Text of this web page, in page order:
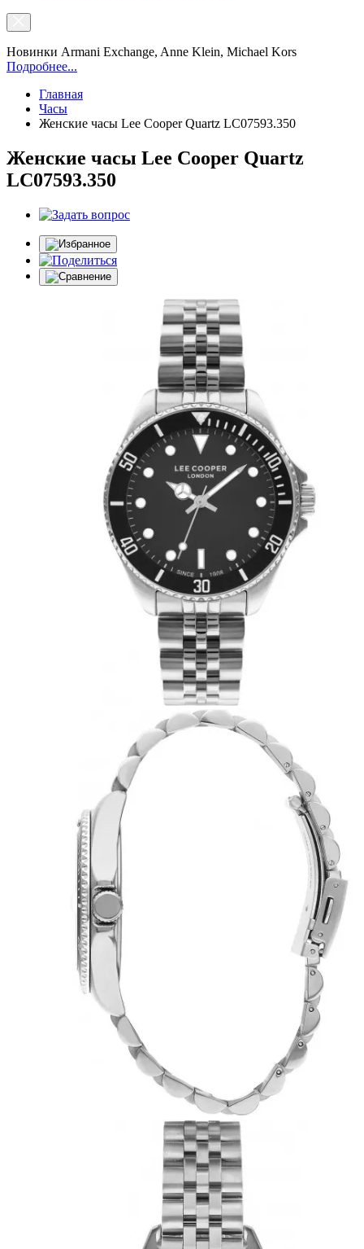
Новинки Armani Exchange, Anne Klein, Michael Kors
Подробнее...
Главная
Часы
Женские часы Lee Cooper Quartz LC07593.350
Женские часы Lee Cooper Quartz
LC07593.350